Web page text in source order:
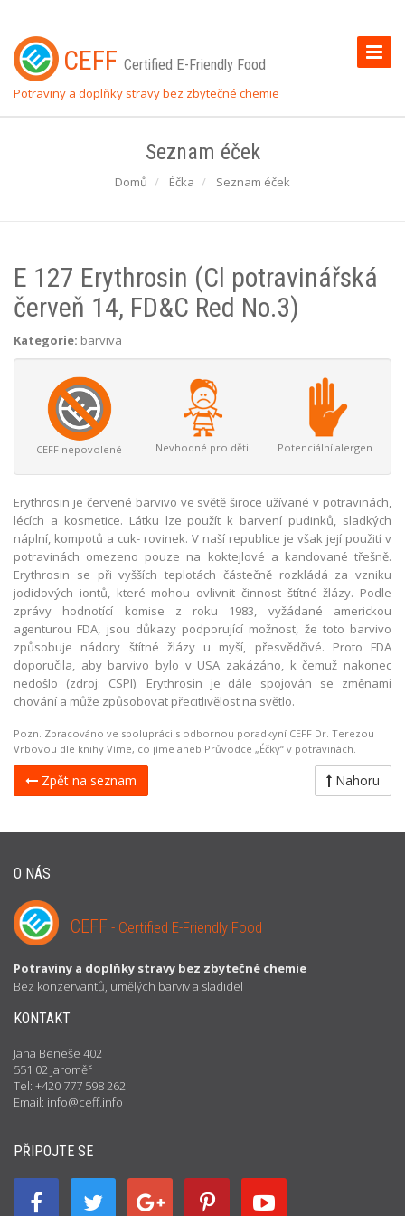
Toggle
CEFF Certified E-Friendly Food
Potraviny a doplňky stravy bez zbytečné chemie
Seznam éček
Domů Éčka Seznam éček
E 127 Erythrosin (Cl potravinářská
červeň 14, FD&C Red No.3)
Kategorie: barviva
CEFF nepovolené Nevhodné pro děti Potenciální alergen
Erythrosin je červené barvivo ve světě široce užívané v potravinách,
lécích a kosmetice. Látku lze použít k barvení pudinků, sladkých
náplní, kompotů a cuk- rovinek. V naší republice je však její použití v
potravinách omezeno pouze na koktejlové a kandované třešně.
Erythrosin se při vyšších teplotách částečně rozkládá za vzniku
jodidových iontů, které mohou ovlivnit činnost štítné žlázy. Podle
zprávy hodnotící komise z roku 1983, vyžádané americkou
agenturou FDA, jsou důkazy podporující možnost, že toto barvivo
způsobuje nádory štítné žlázy u myší, přesvědčivé. Proto FDA
doporučila, aby barvivo bylo v USA zakázáno, k čemuž nakonec
nedošlo (zdroj: CSPI). Erythrosin je dále spojován se změnami
chování a může způsobovat přecitlivělost na světlo.
Pozn. Zpracováno ve spolupráci s odbornou poradkyní CEFF Dr. Terezou
Vrbovou dle knihy Víme, co jíme aneb Průvodce „Éčky“ v potravinách.
Zpět na seznam Nahoru
O NÁS
CEFF - Certified E-Friendly Food
Potraviny a doplňky stravy bez zbytečné chemie
Bez konzervantů, umělých barviv a sladidel
KONTAKT
Jana Beneše 402
551 02 Jaroměř
Tel: +420 777 598 262
Email: info@ceff.info
PŘIPOJTE SE